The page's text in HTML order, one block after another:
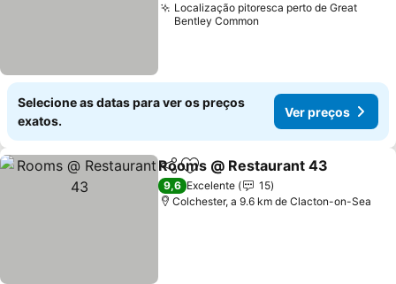
Localização pitoresca perto de Great
Bentley Common
Selecione as datas para ver os preços
exatos.
Ver preços
PartilharAdicionar aos favoritos
Rooms @ Restaurant 43
9,6 Excelente
15
Colchester, a 9.6 km de Clacton-on-Sea